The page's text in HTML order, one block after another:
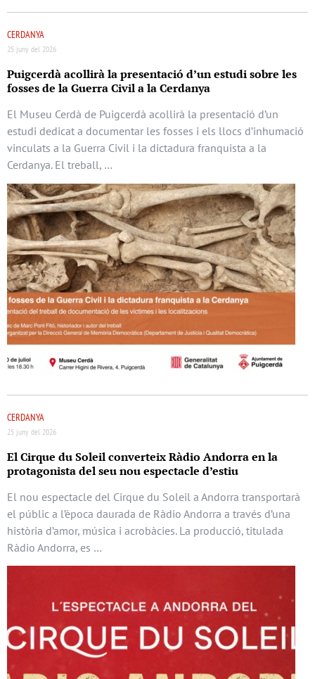
CERDANYA
25 juny del 2026
Puigcerdà acollirà la presentació d’un estudi sobre les
fosses de la Guerra Civil a la Cerdanya
El Museu Cerdà de Puigcerdà acollirà la presentació d’un
estudi dedicat a documentar les fosses i els llocs d’inhumació
vinculats a la Guerra Civil i la dictadura franquista a la
Cerdanya. El treball, …
CERDANYA
25 juny del 2026
El Cirque du Soleil converteix Ràdio Andorra en la
protagonista del seu nou espectacle d’estiu
El nou espectacle del Cirque du Soleil a Andorra transportarà
el públic a l’època daurada de Ràdio Andorra a través d’una
història d’amor, música i acrobàcies. La producció, titulada
Ràdio Andorra, es …